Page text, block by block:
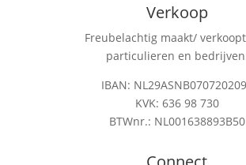
Verkoop
Freubelachtig maakt/
particulieren en
IBAN:
KVK: 636 98 730
BTWnr.: NL001638893B50